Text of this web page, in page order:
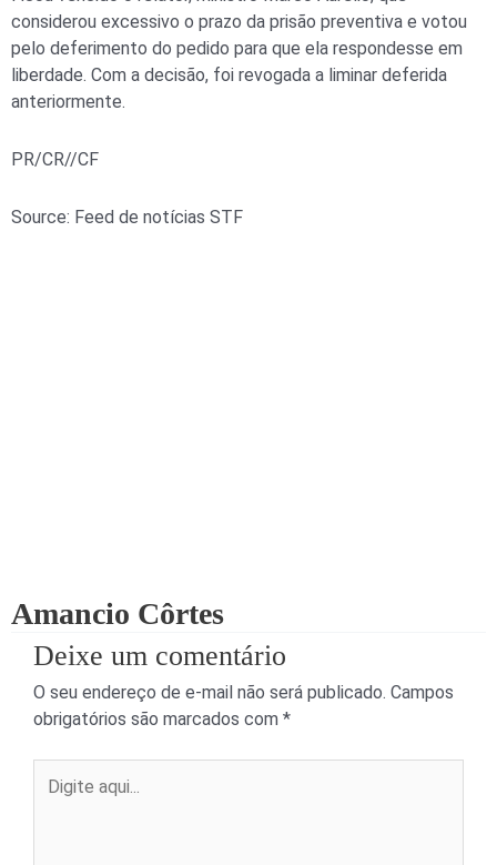
considerou excessivo o prazo da prisão preventiva e votou
pelo deferimento do pedido para que ela respondesse em
liberdade. Com a decisão, foi revogada a liminar deferida
anteriormente.
PR/CR//CF
Source: Feed de notícias STF
Amancio Côrtes
Deixe um comentário
O seu endereço de e-mail não será publicado. Campos
obrigatórios são marcados com *
aqui...